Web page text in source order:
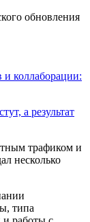
коллаборации:
а результат
трафиком и
несколько
типа